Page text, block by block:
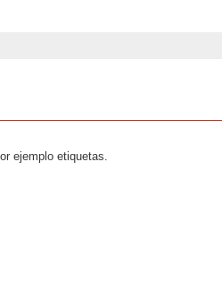
ejemplo etiquetas.